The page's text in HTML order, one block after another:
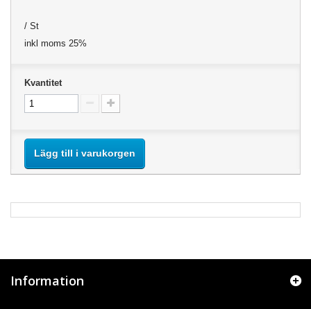
/ St
inkl moms 25%
Kvantitet
Lägg till i varukorgen
Information